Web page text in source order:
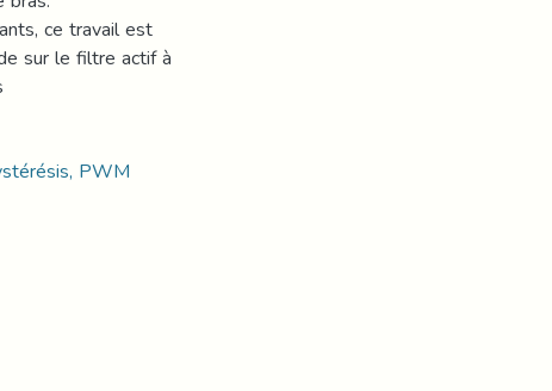
ce travail est
sur le filtre actif à
PWM